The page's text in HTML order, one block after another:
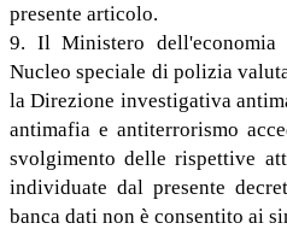
presente articolo.
9. Il Ministero
Nucleo speciale di polizia
la Direzione investigativa
antimafia e antiterrorismo
svolgimento delle rispettive
individuate dal presente
banca dati non è consentito ai